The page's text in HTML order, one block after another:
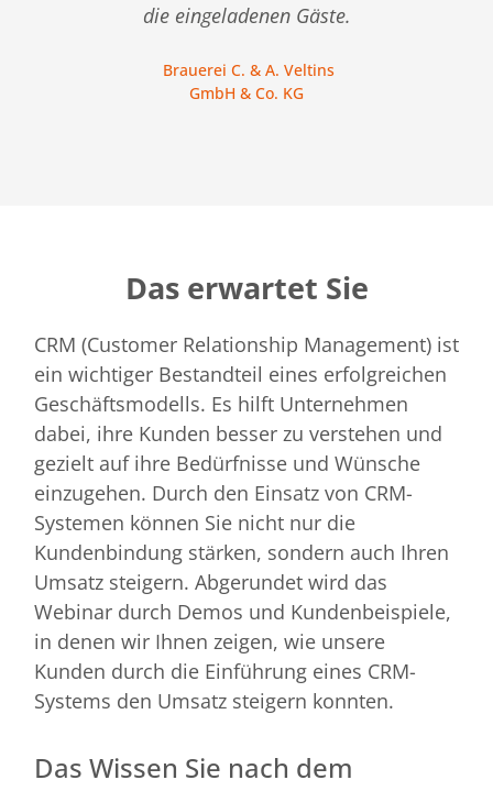
die eingeladenen Gäste.
Brauerei C. & A. Veltins
GmbH & Co. KG
Das erwartet Sie
CRM (Customer Relationship Management) ist
ein wichtiger Bestandteil eines erfolgreichen
Geschäftsmodells. Es hilft Unternehmen
dabei, ihre Kunden besser zu verstehen und
gezielt auf ihre Bedürfnisse und Wünsche
einzugehen. Durch den Einsatz von CRM-
Systemen können Sie nicht nur die
Kundenbindung stärken, sondern auch Ihren
Umsatz steigern. Abgerundet wird das
Webinar durch Demos und Kundenbeispiele,
in denen wir Ihnen zeigen, wie unsere
Kunden durch die Einführung eines CRM-
Systems den Umsatz steigern konnten.
Das Wissen Sie nach dem